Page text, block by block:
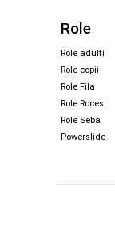
Role
Role adulți
Role copii
Role Fila
Role Roces
Role Seba
Powerslide